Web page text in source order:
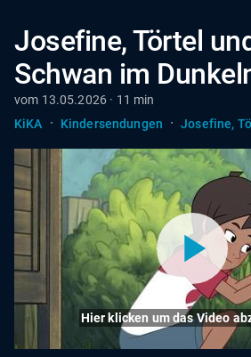
Josefine, Törtel
Schwan im
vom 13.05.2026 · 11 min
KiKA
· Kindersendungen · Josefine,
Hier klicken um das Video